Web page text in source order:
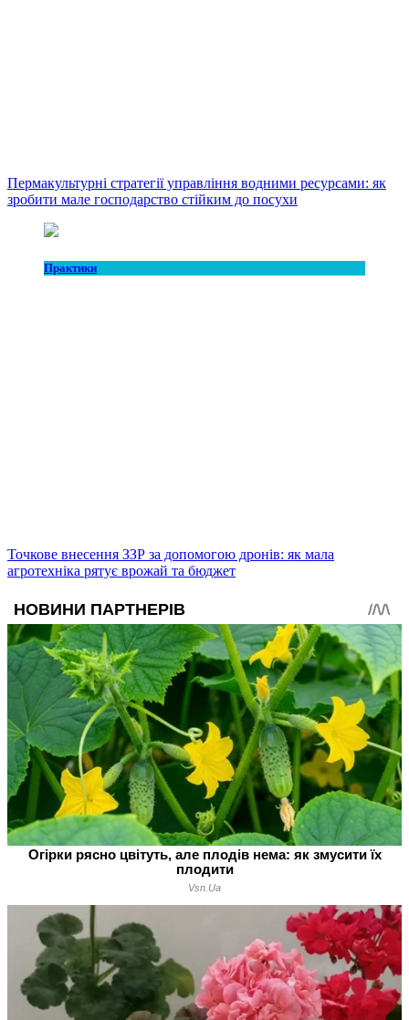
Пермакультурні стратегії управління водними ресурсами: як
зробити мале господарство стійким до посухи
Практики
Точкове внесення ЗЗР за допомогою дронів: як мала
агротехніка рятує врожай та бюджет